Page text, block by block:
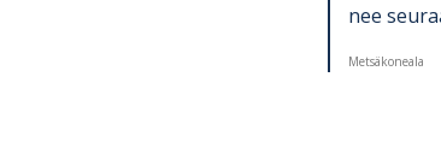
nee
Metsäkoneala